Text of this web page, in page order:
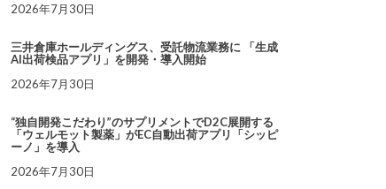
2026年7月30日
三井倉庫ホールディングス、受託物流業務に 「生成
AI出荷検品アプリ」を開発・導入開始
2026年7月30日
“独自開発こだわり”のサプリメントでD2C展開する
「ウェルモット製薬」がEC自動出荷アプリ「シッピ
ーノ」を導入
2026年7月30日